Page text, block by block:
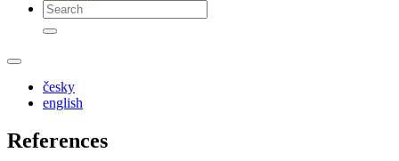
česky
english
References